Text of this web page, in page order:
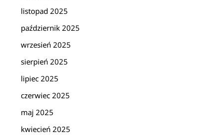
listopad 2025
październik 2025
wrzesień 2025
sierpień 2025
lipiec 2025
czerwiec 2025
maj 2025
kwiecień 2025